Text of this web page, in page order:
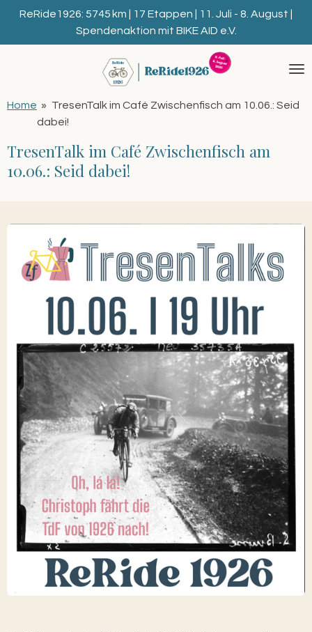
Zum
springen
ReRide1926: 5745 km | 17 Etappen | 11. Juli - 8. August |
Spendenaktion mit BIKE AID e.V.
Home » TresenTalk im Café Zwischenfisch am 10.06.: Seid
dabei!
TresenTalk im Café Zwischenfisch am
10.06.: Seid dabei!